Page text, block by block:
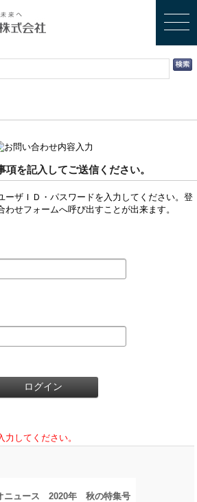
を記入してご送信ください。
ーザＩＤ・パスワードを入力してください。登
せフォームへ呼び出すことが出来ます。
してください。
ニュース 2020年 秋の特集号